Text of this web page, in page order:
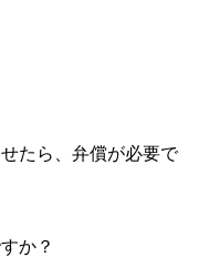
たら、弁償が必要で
か？